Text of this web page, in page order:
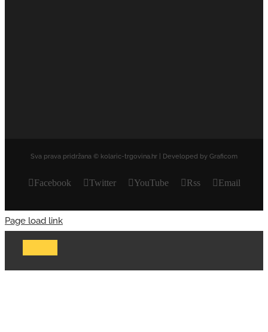
Sva prava pridržana © kolaric-trgovina.hr | Developed by Graficom
Facebook Twitter YouTube Rss Email
Page load link